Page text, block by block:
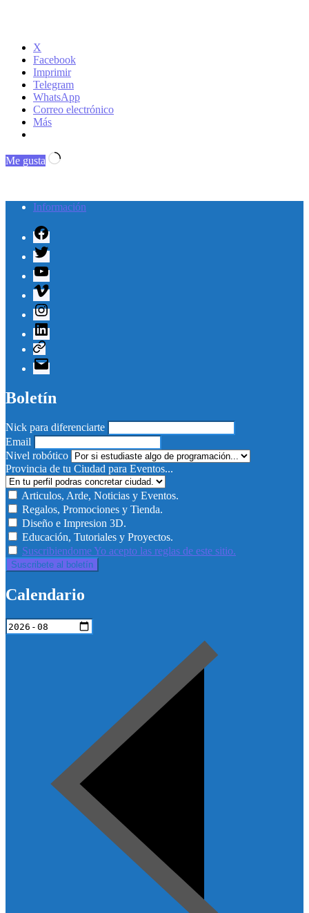
X
Facebook
Imprimir
Telegram
WhatsApp
Correo electrónico
Más
Me gusta Cargando...
Información
Facebook
Twitter
Youtube
Vimeo
Instagram
Linkedin
Telegram
Correo
electrónico
Boletín
Nick para diferenciarte
Email
Nivel robótico
Provincia de tu Ciudad para Eventos...
Articulos, Arde, Noticias y Eventos.
Regalos, Promociones y Tienda.
Diseño e Impresion 3D.
Educación, Tutoriales y Proyectos.
Suscribiendome Yo acepto las reglas de este sitio.
Calendario